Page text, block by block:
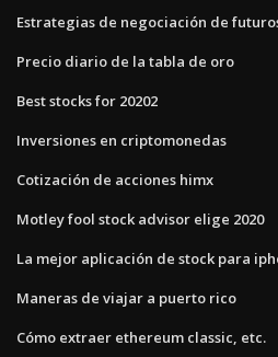
Estrategias de negociación de
Precio diario de la tabla de oro
Best stocks for 20202
Inversiones en criptomonedas
Cotización de acciones himx
Motley fool stock advisor elige 2020
La mejor aplicación de stock para
Maneras de viajar a puerto rico
Cómo extraer ethereum classic, etc.